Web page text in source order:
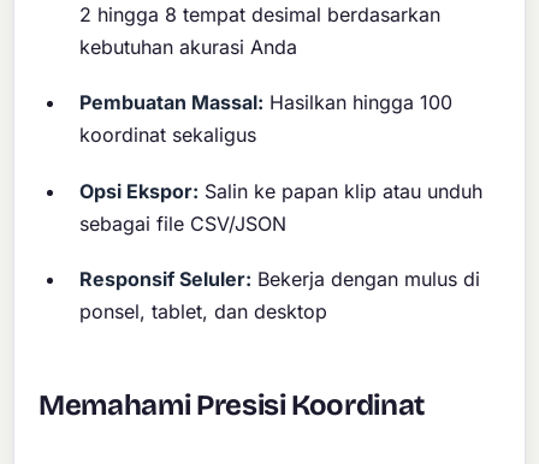
2 hingga 8 tempat desimal berdasarkan
kebutuhan akurasi Anda
Pembuatan Massal: Hasilkan hingga 100
koordinat sekaligus
Opsi Ekspor: Salin ke papan klip atau unduh
sebagai file CSV/JSON
Responsif Seluler: Bekerja dengan mulus di
ponsel, tablet, dan desktop
Memahami Presisi Koordinat